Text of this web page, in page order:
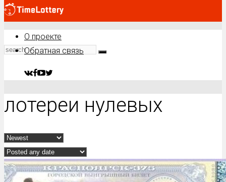
О проекте
Обратная связь
лотереи нулевых